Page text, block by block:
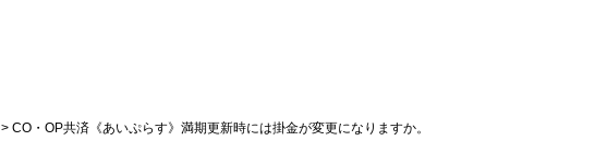
> CO・OP共済《あいぷらす》満期更新時には掛金が変更になりますか。